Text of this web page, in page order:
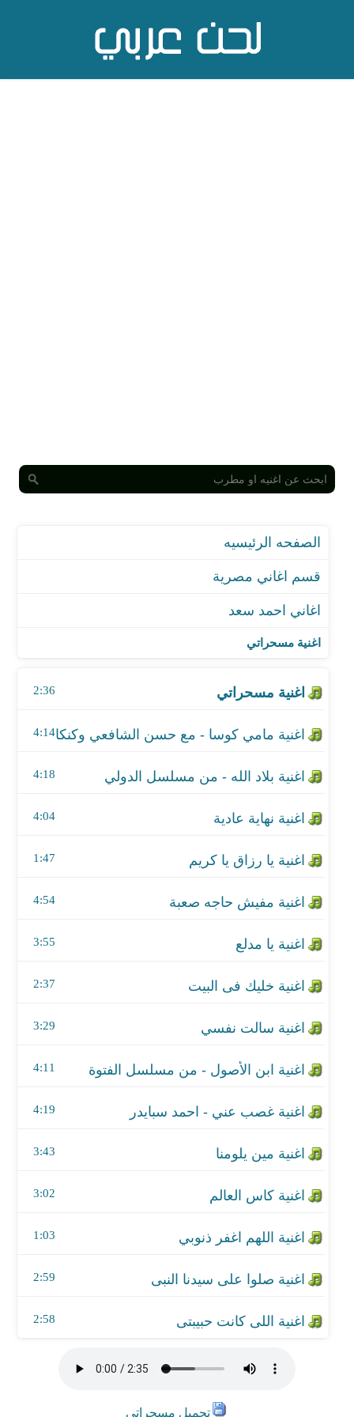
قسم اغاني مصرية
اغنية مسحراتي
اغنية مسحراتي
2:36
اغنية مامي كوسا - مع حسن الشافعي وكنكا
4:14
اغنية بلاد الله - من مسلسل الدولي
4:18
4:04
1:47
4:54
اغنية يا مدلع
3:55
اغنية خليك فى البيت
2:37
اغنية سالت نفسي
3:29
4:11
4:19
3:43
اغنية كاس العالم
3:02
اغنية اللهم اغفر ذنوبي
1:03
اغنية صلوا على سيدنا النبى
2:59
2:58
تحميل مسحراتي